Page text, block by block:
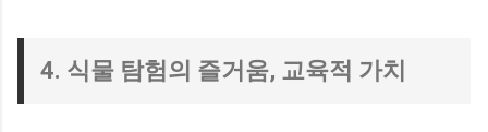
4. 식물 탐험의 즐거움, 교육적 가치